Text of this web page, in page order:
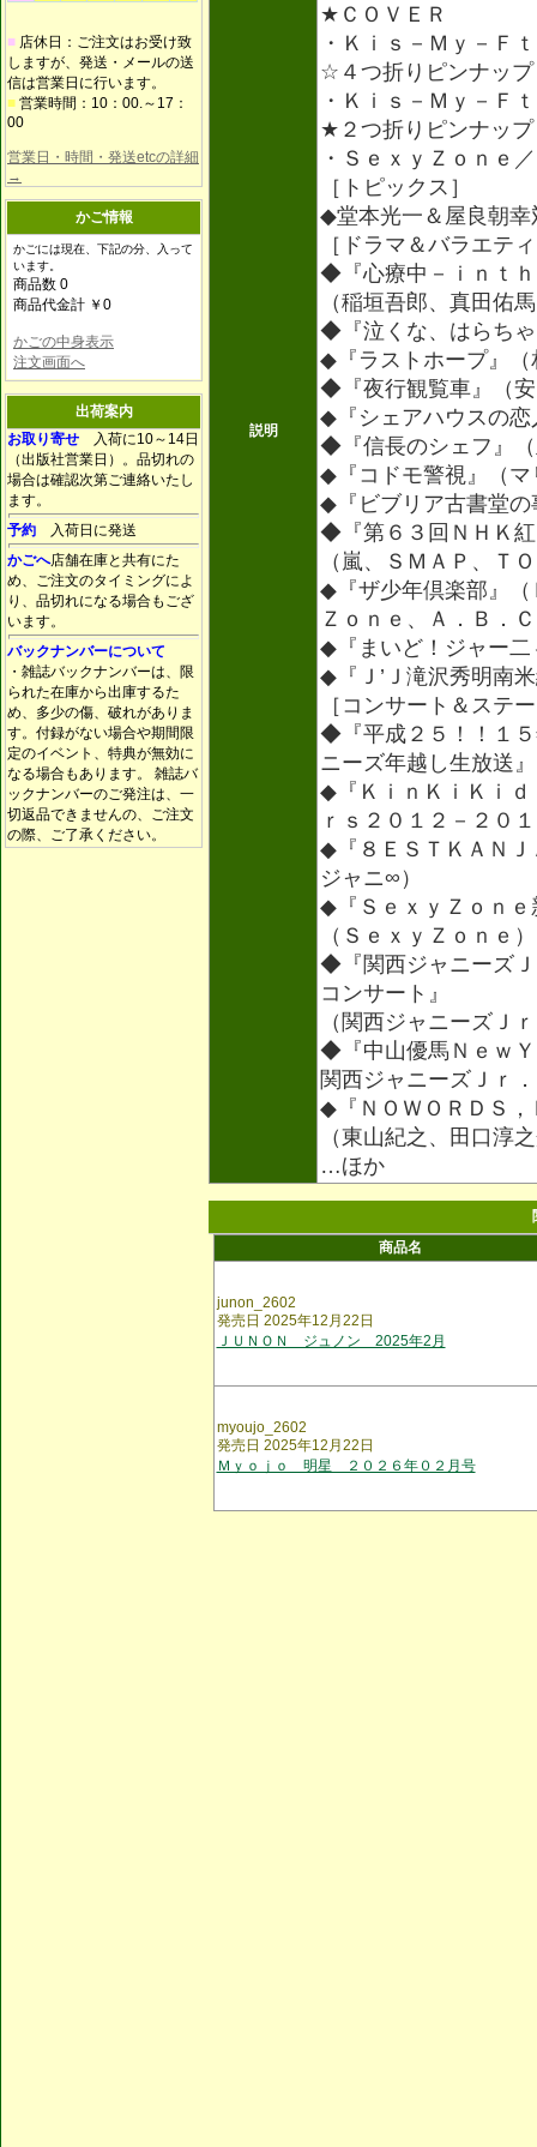
■ 店休日：ご注文はお受け致
しますが、発送・メールの送
信は営業日に行います。
■ 営業時間：10：00.～17：
00
営業日・時間・発送etcの詳細
→
かご情報
かごには現在、下記の分、入って
います。
商品数 0
商品代金計 ￥0
かごの中身表示
注文画面へ
出荷案内
お取り寄せ 入荷に10～14日
（出版社営業日）。品切れの
場合は確認次第ご連絡いたし
ます。
予約 入荷日に発送
かごへ店舗在庫と共有にた
め、ご注文のタイミングによ
り、品切れになる場合もござ
います。
バックナンバーについて
・雑誌バックナンバーは、限
られた在庫から出庫するた
め、多少の傷、破れがありま
す。付録がない場合や期間限
定のイベント、特典が無効に
なる場合もあります。 雑誌バ
ックナンバーのご発注は、一
切返品できませんの、ご注文
の際、ご了承ください。
説明
★ＣＯＶＥＲ
・Ｋｉｓ－Ｍｙ－Ｆ
☆４つ折りピンナップ
・Ｋｉｓ－Ｍｙ－Ｆ
★２つ折りピンナップ
・ＳｅｘｙＺｏｎｅ
［トピックス］
◆堂本光一＆屋良朝幸
［ドラマ＆バラエテ
◆『心療中－ｉｎｔ
（稲垣吾郎、真田佑
◆『泣くな、はらち
◆『ラストホープ』（
◆『夜行観覧車』（
◆『シェアハウスの恋
◆『信長のシェフ』
◆『コドモ警視』（マ
◆『ビブリア古書堂
◆『第６３回ＮＨＫ
（嵐、ＳＭＡＰ、Ｔ
◆『ザ少年倶楽部』（
Ｚｏｎｅ、Ａ．Ｂ．
◆『まいど！ジャー二
◆『Ｊ’Ｊ滝沢秀明南
［コンサート＆ステ
◆『平成２５！！１
ニーズ年越し生放送』
◆『ＫｉｎＫｉＫｉｄ
ｒｓ２０１２－２０
◆『８ＥＳＴＫＡＮ
ジャニ∞）
◆『ＳｅｘｙＺｏｎｅ
（ＳｅｘｙＺｏｎｅ）
◆『関西ジャニーズ
コンサート』
（関西ジャニーズＪ
◆『中山優馬Ｎｅｗ
関西ジャニーズＪｒ
◆『ＮＯＷＯＲＤＳ，
（東山紀之、田口淳
…ほか
商品名
junon_2602
発売日 2025年12月22日
ＪＵＮＯＮ ジュノン 2025年2月
myoujo_2602
発売日 2025年12月22日
Ｍｙｏｊｏ 明星 ２０２６年０２月号